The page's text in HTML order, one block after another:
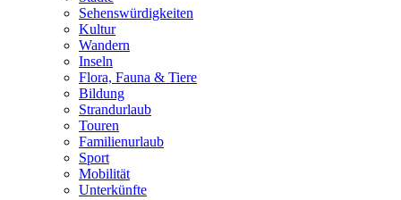
Sehenswürdigkeiten
Kultur
Wandern
Inseln
Flora, Fauna & Tiere
Bildung
Strandurlaub
Touren
Familienurlaub
Sport
Mobilität
Unterkünfte